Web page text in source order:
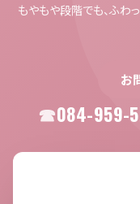
もやもや段階でも、ふわ
お
084-959-